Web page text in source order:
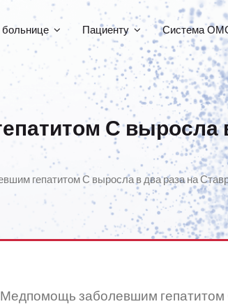
Пациенту Система
С выросла
гепатитом С выросла в два раза на
Медпомощь заболевшим гепатитом